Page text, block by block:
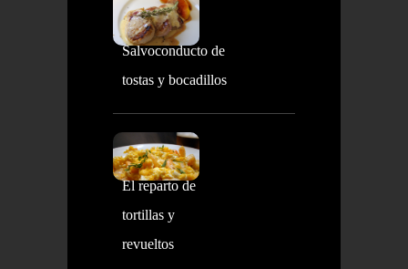
Salvoconducto de
tostas y bocadillos
El reparto de
tortillas y
revueltos